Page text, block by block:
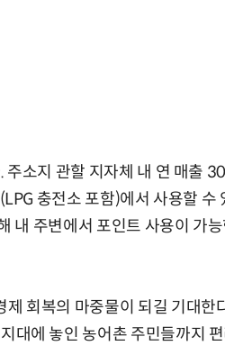
소지 관할 지자체 내 연 매출
충전소 포함)에서 사용할 수
내 주변에서 포인트 사용이 가
회복의 마중물이 되길 기대한
대에 놓인 농어촌 주민들까지